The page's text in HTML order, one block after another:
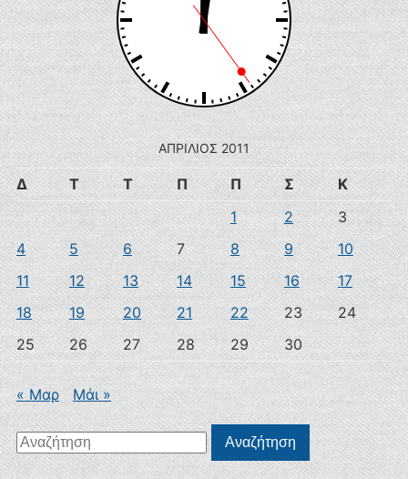
ΑΠΡΊΛΙΟΣ 2011
Δ Τ Τ Π Π Σ
Κ
1
2
3
4
5 6 7 8 9
10
11
12 13 14 15 16
17
18
19 20 21 22 23
24
25
26 27 28 29 30
« Μαρ Μάι »
Αναζήτηση
για:
Αναζήτηση